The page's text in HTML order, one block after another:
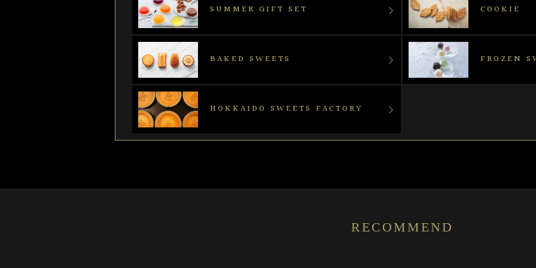
SUMMER GIFT SET COOKIE
BAKED SWEETS FROZEN
HOKKAIDO SWEETS FACTORY
RECOMMEND